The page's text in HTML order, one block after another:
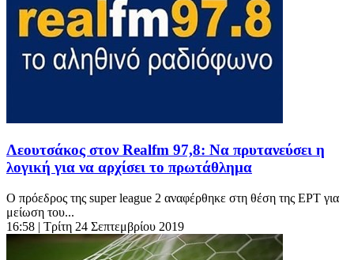
Λεουτσάκος στον Realfm 97,8: Να πρυτανεύσει η
λογική για να αρχίσει το πρωτάθλημα
Ο πρόεδρος της super league 2 αναφέρθηκε στη θέση της ΕΡΤ για
μείωση του...
16:58 | Τρίτη 24 Σεπτεμβρίου 2019